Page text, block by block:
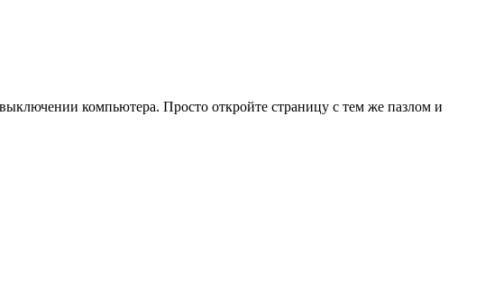
компьютера. Просто откройте страницу с тем же пазлом и